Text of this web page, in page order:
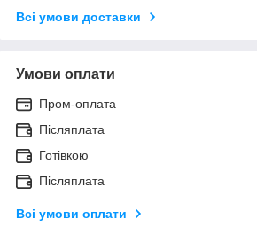
Всі умови доставки
Умови оплати
Пром-оплата
Післяплата
Готівкою
Післяплата
Всі умови оплати